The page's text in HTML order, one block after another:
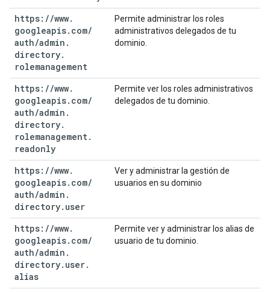
https: //www.
googleapis. com/
auth/admin .
directory.
rolemanagement
Permite administrar los roles
administrativos delegados de tu
dominio.
https: //www.
googleapis. com/
auth/admin .
directory.
rolemanagement.
readonly
Permite ver los roles administrativos
delegados de tu dominio.
https: //www.
googleapis. com/
auth/admin .
directory. user
Ver y administrar la gestión de
usuarios en su dominio
https: //www.
googleapis. com/
auth/admin .
directory. user.
alias
Permite ver y administrar los alias de
usuario de tu dominio.